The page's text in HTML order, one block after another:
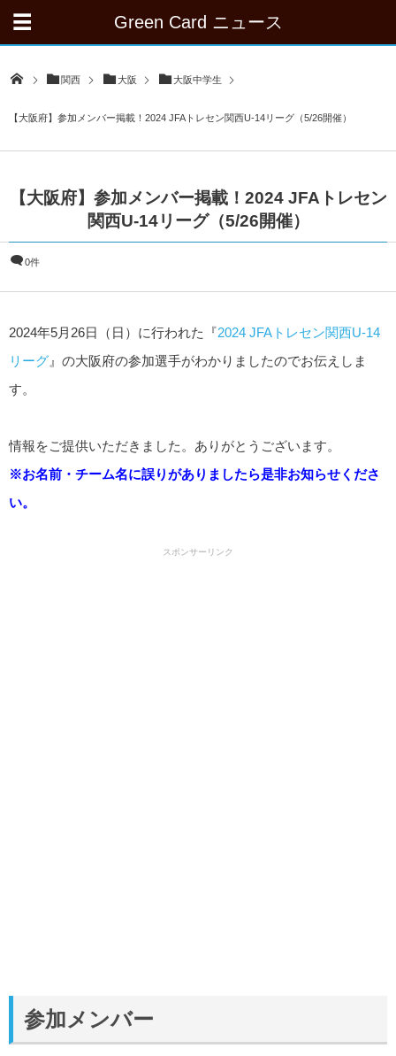
Green Card ニュース
関西 大阪 大阪中学生
【大阪府】参加メンバー掲載！2024 JFAトレセン関西U-14リーグ（5/26開催）
【大阪府】参加メンバー掲載！2024 JFAトレセン
関西U-14リーグ（5/26開催）
0件
2024年5月26日（日）に行われた『2024 JFAトレセン関西U-14
リーグ 』の大阪府の参加選手がわかりましたのでお伝えしま
す。
情報をご提供いただきました。ありがとうございます。
※お名前・チーム名に誤りがありましたら是非お知らせくださ
い。
スポンサーリンク
参加メンバー